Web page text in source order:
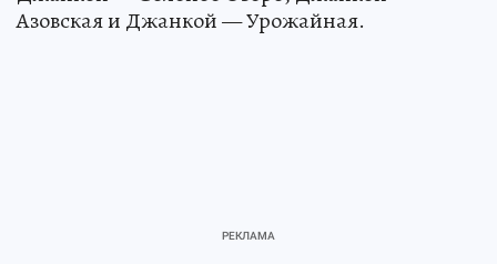
Азовская и Джанкой — Урожайная.